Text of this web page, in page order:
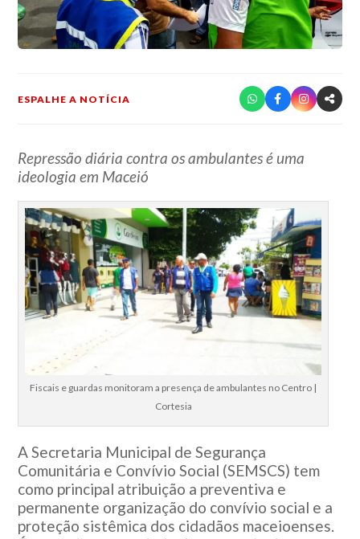
ESPALHE A NOTÍCIA
Repressão diária contra os ambulantes é uma
ideologia em Maceió
Fiscais e guardas monitoram a presença de ambulantes no Centro |
Cortesia
A Secretaria Municipal de Segurança
Comunitária e Convívio Social (SEMSCS) tem
como principal atribuição a preventiva e
permanente organização do convívio social e a
proteção sistêmica dos cidadãos maceioenses.